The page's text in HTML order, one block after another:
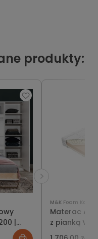
produkty:
|
M&K Foam Koło
Materac
z pianką